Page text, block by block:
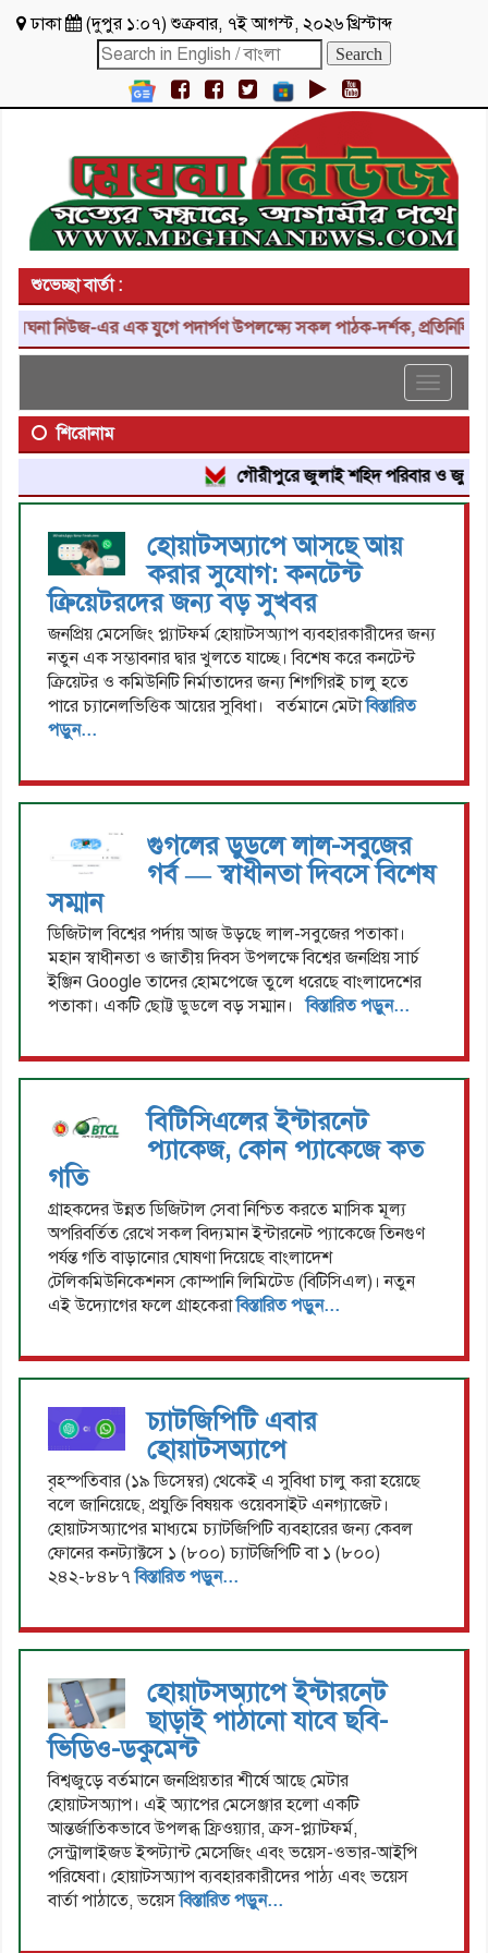
ঢাকা (দুপুর ১:০৭)শুক্রবার, ৭ই আগস্ট, ২০২৬ খ্রিস্টাব্দ
শুভেচ্ছা বার্তা :
নিউজ-এর এক যুগে পদার্পণ উপলক্ষ্যে সকল পাঠক-দর্শক, প্রতিনিধি,
Toggle
শিরোনাম
গৌরীপুরে জুলাই শহিদ পরিবার ও জুলাই
হোয়াটসঅ্যাপে আসছে আয়
করার সুযোগ: কনটেন্ট
ক্রিয়েটরদের জন্য বড় সুখবর
জনপ্রিয় মেসেজিং প্ল্যাটফর্ম হোয়াটসঅ্যাপ ব্যবহারকারীদের জন্য
নতুন এক সম্ভাবনার দ্বার খুলতে যাচ্ছে। বিশেষ করে কনটেন্ট
ক্রিয়েটর ও কমিউনিটি নির্মাতাদের জন্য শিগগিরই চালু হতে
পারে চ্যানেলভিত্তিক আয়ের সুবিধা। বর্তমানে মেটাবিস্তারিত
পড়ুন...
গুগলের ডুডলে লাল-সবুজের
গর্ব — স্বাধীনতা দিবসে বিশেষ
সম্মান
ডিজিটাল বিশ্বের পর্দায় আজ উড়ছে লাল-সবুজের পতাকা।
মহান স্বাধীনতা ও জাতীয় দিবস উপলক্ষে বিশ্বের জনপ্রিয় সার্চ
ইঞ্জিন Google তাদের হোমপেজে তুলে ধরেছে বাংলাদেশের
পতাকা। একটি ছোট্ট ডুডলে বড় সম্মান।বিস্তারিত পড়ুন...
বিটিসিএলের ইন্টারনেট
প্যাকেজ, কোন প্যাকেজে কত
গতি
গ্রাহকদের উন্নত ডিজিটাল সেবা নিশ্চিত করতে মাসিক মূল্য
অপরিবর্তিত রেখে সকল বিদ্যমান ইন্টারনেট প্যাকেজে তিনগুণ
পর্যন্ত গতি বাড়ানোর ঘোষণা দিয়েছে বাংলাদেশ
টেলিকমিউনিকেশনস কোম্পানি লিমিটেড (বিটিসিএল)। নতুন
এই উদ্যোগের ফলে গ্রাহকেরাবিস্তারিত পড়ুন...
চ্যাটজিপিটি এবার
হোয়াটসঅ্যাপে
বৃহস্পতিবার (১৯ ডিসেম্বর) থেকেই এ সুবিধা চালু করা হয়েছে
বলে জানিয়েছে, প্রযুক্তি বিষয়ক ওয়েবসাইট এনগ্যাজেট।
হোয়াটসঅ্যাপের মাধ্যমে চ্যাটজিপিটি ব্যবহারের জন্য কেবল
ফোনের কনট্যাক্টসে ১ (৮০০) চ্যাটজিপিটি বা ১ (৮০০)
২৪২-৮৪৮৭বিস্তারিত পড়ুন...
হোয়াটসঅ্যাপে ইন্টারনেট
ছাড়াই পাঠানো যাবে ছবি-
ভিডিও-ডকুমেন্ট
বিশ্বজুড়ে বর্তমানে জনপ্রিয়তার শীর্ষে আছে মেটার
হোয়াটসঅ্যাপ। এই অ্যাপের মেসেঞ্জার হলো একটি
আন্তর্জাতিকভাবে উপলব্ধ ফ্রিওয়্যার, ক্রস-প্ল্যাটফর্ম,
সেন্ট্রালাইজড ইন্সট্যান্ট মেসেজিং এবং ভয়েস-ওভার-আইপি
পরিষেবা। হোয়াটসঅ্যাপ ব্যবহারকারীদের পাঠ্য এবং ভয়েস
বার্তা পাঠাতে, ভয়েসবিস্তারিত পড়ুন...